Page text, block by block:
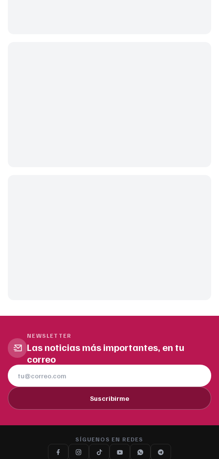
NEWSLETTER
Las noticias más importantes, en tu
correo
Suscribirme
SÍGUENOS EN REDES